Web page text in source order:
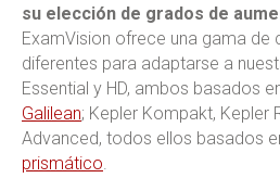
su elección de grados de
ExamVision ofrece una gama de
diferentes para adaptarse a
Essential y HD, ambos basados
Galilean; Kepler Kompakt, Kepler
Advanced, todos ellos basados
prismático.